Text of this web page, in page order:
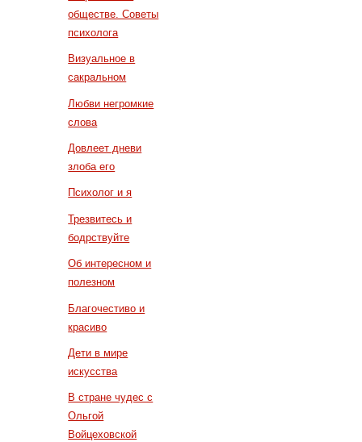
обществе. Советы
психолога
Визуальное в
сакральном
Любви негромкие
слова
Довлеет дневи
злоба его
Психолог и я
Трезвитесь и
бодрствуйте
Об интересном и
полезном
Благочестиво и
красиво
Дети в мире
искусства
В стране чудес с
Ольгой
Войцеховской